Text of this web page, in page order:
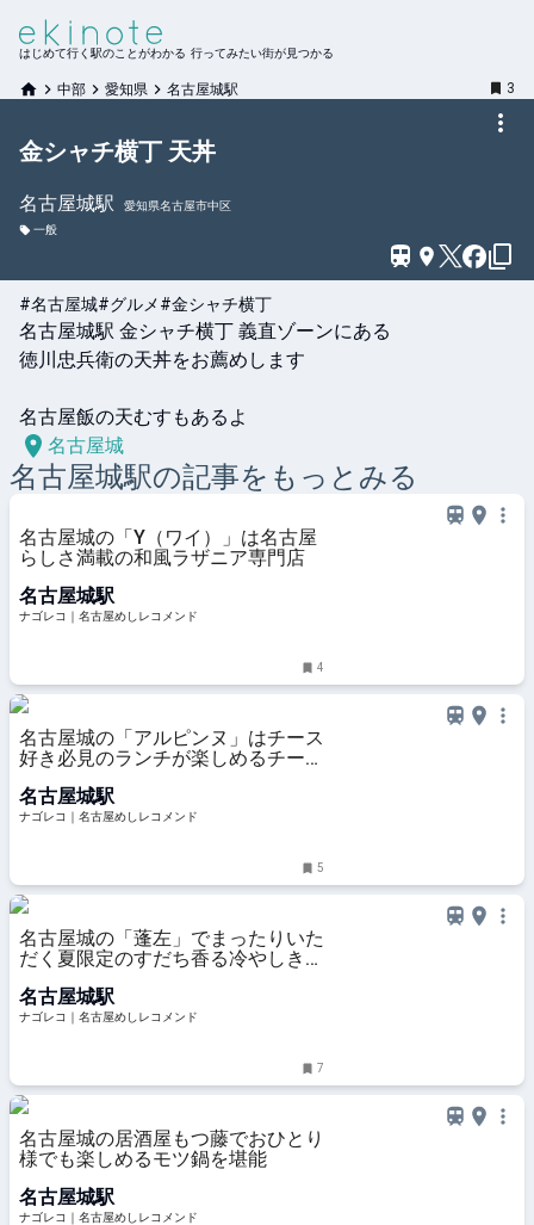
はじめて行く駅のことがわかる 行ってみたい街が見つかる
中部 愛知県 名古屋城駅 3
金シャチ横丁 天丼
名古屋城駅
愛知県名古屋市中区
一般
#名古屋城#グルメ#金シャチ横丁
名古屋城駅 金シャチ横丁 義直ゾーンにある
徳川忠兵衛の天丼をお薦めします
名古屋飯の天むすもあるよ
名古屋城
名古屋城駅の記事をもっとみる
名古屋城の「Y（ワイ）」は名古屋
らしさ満載の和風ラザニア専門店
名古屋城駅
ナゴレコ｜名古屋めしレコメンド
4
名古屋城の「アルピンヌ」はチース
好き必見のランチが楽しめるチーズ
名古屋城駅
ナゴレコ｜名古屋めしレコメンド
5
名古屋城の「蓬左」でまったりいた
だく夏限定のすだち香る冷やしきし
名古屋城駅
ナゴレコ｜名古屋めしレコメンド
7
名古屋城の居酒屋もつ藤でおひとり
様でも楽しめるモツ鍋を堪能
名古屋城駅
ナゴレコ｜名古屋めしレコメンド